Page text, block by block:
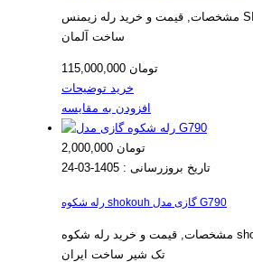
مشخصات, قیمت و خرید رله زیمنس SIEMENS مدل LFL 1.333
ساخت آلمان
115,000,000 تومان
خرید توضیحات
افزودن به مقایسه
2,000,000 تومان
تاریخ بروزرسانی : 1405-03-24
رله شکوه shokouh گازی مدل G790
مشخصات, قیمت و خرید رله شکوه shokouh گازی مدل G790
تک شیر ساخت ایران